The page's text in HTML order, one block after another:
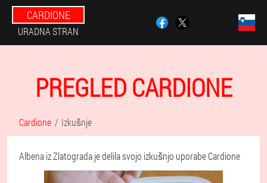
CARDIONE
URADNA STRAN
PREGLED CARDIONE
Cardione Izkušnje
Albena iz Zlatograda je delila svojo izkušnjo uporabe Cardione